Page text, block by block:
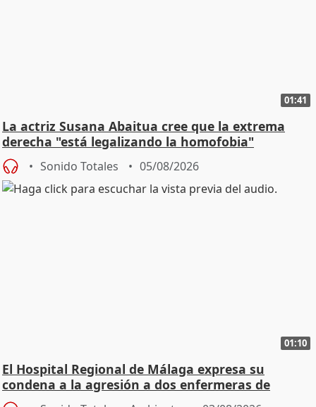
01:41
La actriz Susana Abaitua cree que la extrema
derecha "está legalizando la homofobia"
Sonido Totales 05/08/2026
01:10
El Hospital Regional de Málaga expresa su
condena a la agresión a dos enfermeras de
Urgencias